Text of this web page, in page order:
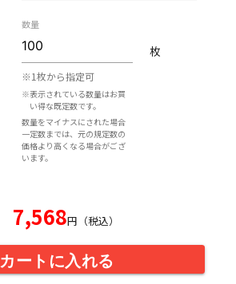
数量
※1枚から指定可
※表示されている数量はお買
い得な既定数です。
数量をマイナスにされた場合
一定数までは、元の規定数の
価格より高くなる場合がござ
います。
枚
7,568円（税込）
カートに入れる